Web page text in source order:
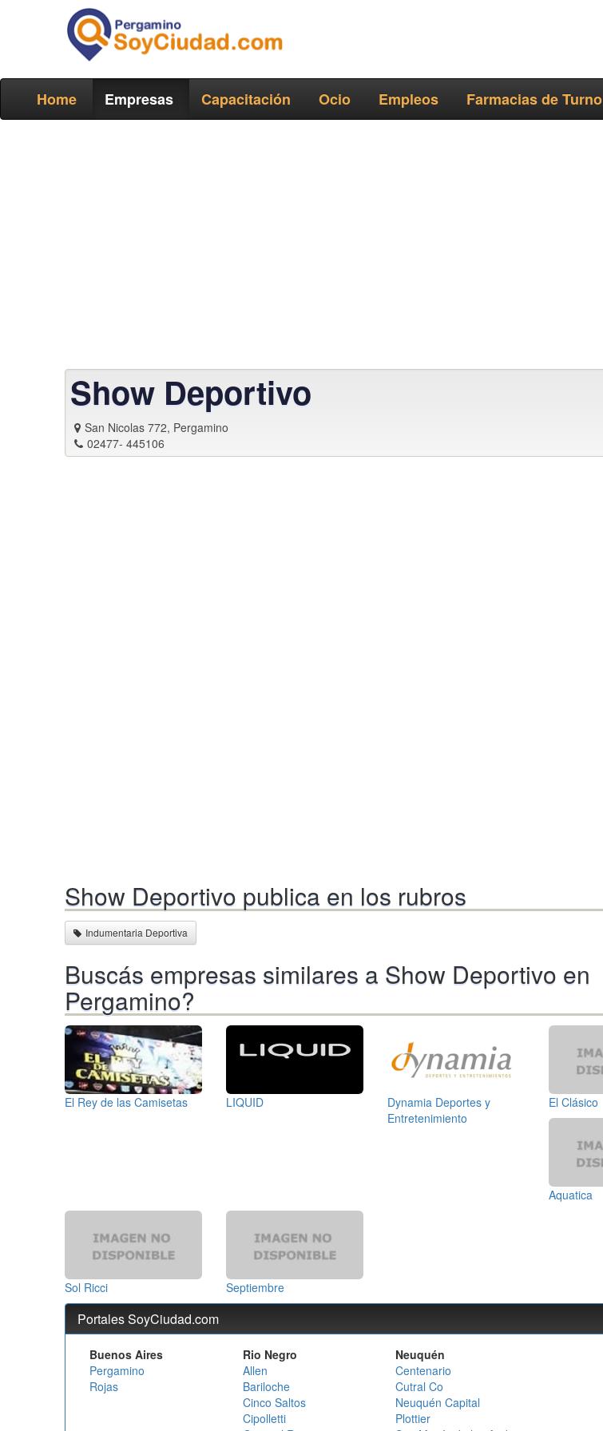
Home Empresas Capacitación Ocio Empleos Farmacias de Turno
Show Deportivo
San Nicolas 772, Pergamino
02477- 445106
Show Deportivo publica en los rubros
Indumentaria Deportiva
Buscás empresas similares a Show Deportivo en
Pergamino?
El Rey de las Camisetas LIQUID
Dynamia Deportes y
Entretenimiento
El Clásico
Aquatica
Sol Ricci Septiembre
Portales SoyCiudad.com
Buenos Aires
Pergamino
Rojas
Rio Negro
Allen
Bariloche
Cinco Saltos
Cipolletti
Neuquén
Centenario
Cutral Co
Neuquén Capital
Plottier